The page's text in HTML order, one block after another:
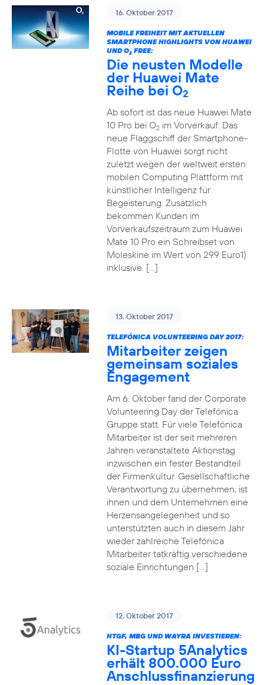
16. Oktober 2017
MOBILE FREIHEIT MIT AKTUELLEN
SMARTPHONE HIGHLIGHTS VON HUAWEI
UND O2FREE:
Die neusten Modelle
der Huawei Mate
Reihe bei O2
Ab sofort ist das neue Huawei Mate
10 Pro bei O2im Vorverkauf: Das
neue Flaggschiff der Smartphone-
Flotte von Huawei sorgt nicht
zuletzt wegen der weltweit ersten
mobilen Computing Plattform mit
künstlicher Intelligenz für
Begeisterung. Zusätzlich
bekommen Kunden im
Vorverkaufszeitraum zum Huawei
Mate 10 Pro ein Schreibset von
Moleskine im Wert von 299 Euro1)
inklusive. […]
13. Oktober 2017
TELEFÓNICA VOLUNTEERING DAY 2017:
Mitarbeiter zeigen
gemeinsam soziales
Engagement
Am 6. Oktober fand der Corporate
Volunteering Day der Telefónica
Gruppe statt. Für viele Telefónica
Mitarbeiter ist der seit mehreren
Jahren veranstaltete Aktionstag
inzwischen ein fester Bestandteil
der Firmenkultur. Gesellschaftliche
Verantwortung zu übernehmen, ist
ihnen und dem Unternehmen eine
Herzensangelegenheit und so
unterstützten auch in diesem Jahr
wieder zahlreiche Telefónica
Mitarbeiter tatkräftig verschiedene
soziale Einrichtungen […]
12. Oktober 2017
HTGF, MBG UND WAYRA INVESTIEREN:
KI-Startup 5Analytics
erhält 800.000 Euro
Anschlussfinanzierung